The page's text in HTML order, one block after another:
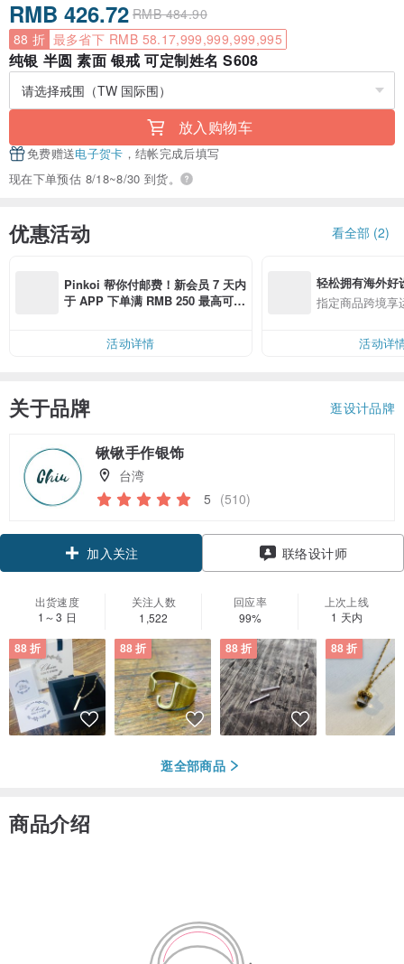
RMB 426.72 RMB 484.90
88 折 最多省下 RMB 58.17,999,999,999,995
纯银 半圆 素面 银戒 可定制姓名 S608
放入购物车
免费赠送电子贺卡 ，结帐完成后填写
现在下单预估 8/18~8/30 到货。
优惠活动 看全部 (2)
Pinkoi 帮你付邮费！新会员 7 天内
于 APP 下单满 RMB 250 最高可折
活动详情
轻松拥有海外好
指定商品跨境享
活动详
关于品牌 逛设计品牌
锹锹手作银饰
台湾
5 (510)
加入关注 联络设计师
出货速度
1～3 日
关注人数
1,522
回应率
99%
上次上线
1 天内
88 折 88 折 88 折 88 折
逛全部商品
商品介绍